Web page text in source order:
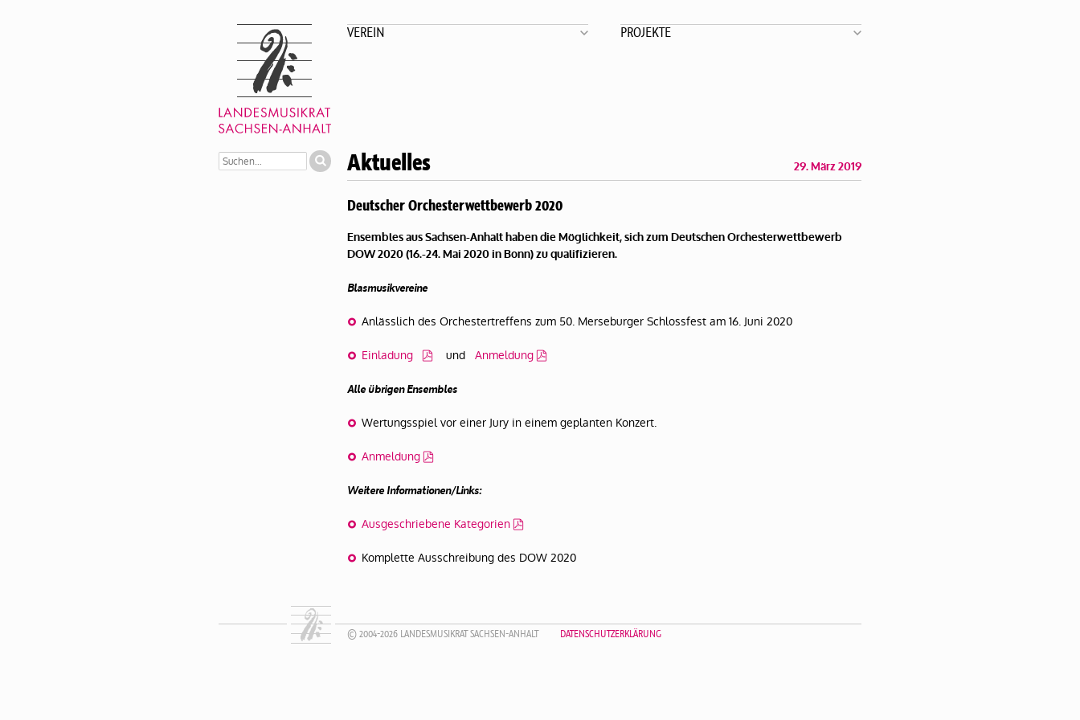
VEREIN PROJEKTE
Aktuelles 29. März 2019
Deutscher Orchesterwettbewerb 2020
Ensembles aus Sachsen-Anhalt haben die Möglichkeit, sich zum Deutschen Orchesterwettbewerb
DOW 2020 (16.-24. Mai 2020 in Bonn) zu qualifizieren.
Blasmusikvereine
Anlässlich des Orchestertreffens zum 50. Merseburger Schlossfest am 16. Juni 2020
Einladung und Anmeldung
Alle übrigen Ensembles
Wertungsspiel vor einer Jury in einem geplanten Konzert.
Anmeldung
Weitere Informationen/Links:
Ausgeschriebene Kategorien
Komplette Ausschreibung des DOW 2020
© 2004-2026 LANDESMUSIKRAT SACHSEN-ANHALT DATENSCHUTZERKLÄRUNG